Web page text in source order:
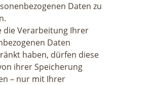
Daten zu
die Verarbeitung Ihrer
Daten
haben, dürfen diese
ihrer Speicherung
– nur mit Ihrer